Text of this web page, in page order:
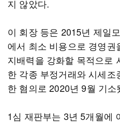
지 않았다.
이 회장 등은 2015년 제일
에서 최소 비용으로 경영
지배력을 강화할 목적으로
한 각종 부정거래와 시세조
한 혐의로 2020년 9월 기소
1심 재판부는 3년 5개월에